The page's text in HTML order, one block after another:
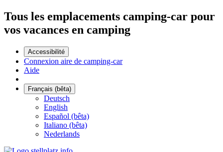
Tous les emplacements camping-car pour
vos vacances en camping
Accessibilité
Connexion aire de camping-car
Aide
Français (bêta)
Deutsch
English
Español (bêta)
Italiano (bêta)
Nederlands